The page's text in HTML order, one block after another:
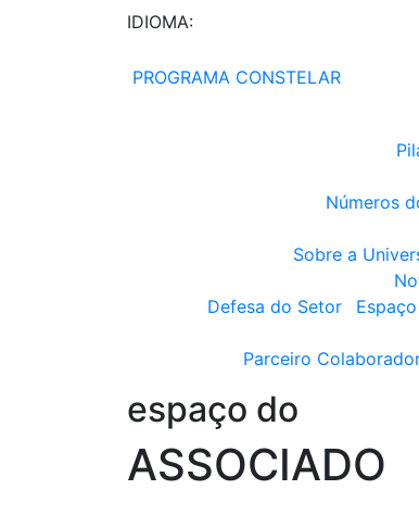
IDIOMA:
PROGRAMA CONSTELAR
Números
Sobre a
Defesa do Setor
Parceiro
espaço do
ASSOCIADO